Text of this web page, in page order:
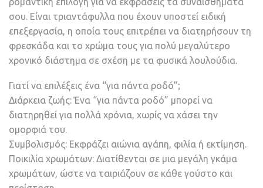
σου. Είναι τριαντάφυλλα που έχουν υποστεί ειδική
επεξεργασία, η οποία τους επιτρέπει να διατηρήσουν τη
φρεσκάδα και το χρώμα τους για πολύ μεγαλύτερο
χρονικό διάστημα σε σχέση με τα φυσικά λουλούδια.
Γιατί να επιλέξεις ένα “για πάντα ροδό”;
Διάρκεια ζωής: Ένα “για πάντα ροδό” μπορεί να
διατηρηθεί για πολλά χρόνια, χωρίς να χάσει την
ομορφιά του.
Συμβολισμός: Εκφράζει αιώνια αγάπη, φιλία ή εκτίμηση.
Ποικιλία χρωμάτων: Διατίθενται σε μια μεγάλη γκάμα
χρωμάτων, ώστε να ταιριάζουν σε κάθε γούστο και